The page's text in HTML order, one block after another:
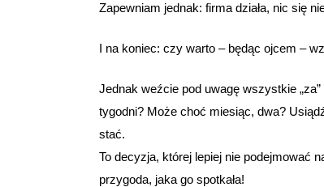
Zapewniam jednak: firma działa, nic się
I na koniec: czy warto – będąc ojcem –
Jednak weźcie pod uwagę wszystkie
tygodni? Może choć miesiąc, dwa?
stać.
To decyzja, której lepiej nie podejmować
przygoda, jaka go spotkała!